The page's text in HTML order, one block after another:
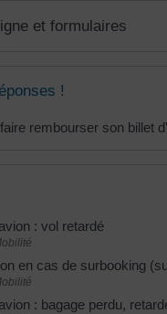
et formulaires
!
rembourser son billet
: vol retardé
en cas de surbooking
: bagage perdu,